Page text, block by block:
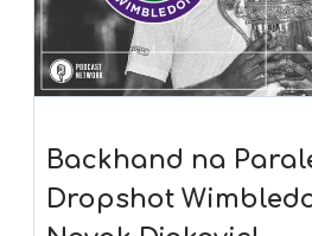
Backhand na
Dropshot